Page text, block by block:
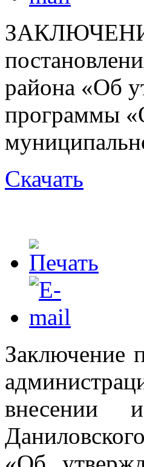
ЗАКЛЮЧЕНИЕ
района «Об
программы
Скачать
Заключение
внесении